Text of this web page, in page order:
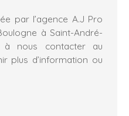
par l’agence A.J Pro
à Saint-André-
à nous contacter au
plus d’information ou